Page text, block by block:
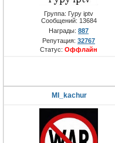
Группа: Гуру iptv
Сообщений: 13684
Награды: 887
Репутация: 32767
Статус: Оффлайн
MI_kachur